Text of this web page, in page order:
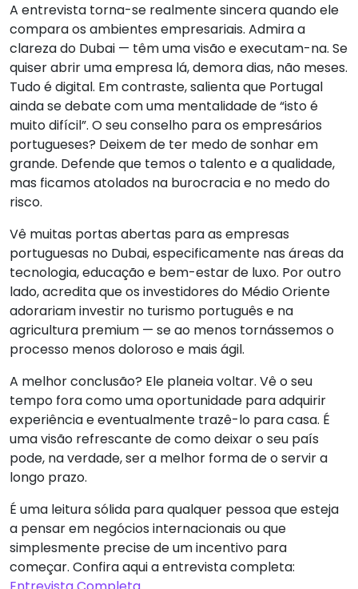
A entrevista torna-se realmente sincera quando ele
compara os ambientes empresariais. Admira a
clareza do Dubai — têm uma visão e executam-na. Se
quiser abrir uma empresa lá, demora dias, não meses.
Tudo é digital. Em contraste, salienta que Portugal
ainda se debate com uma mentalidade de “isto é
muito difícil”. O seu conselho para os empresários
portugueses? Deixem de ter medo de sonhar em
grande. Defende que temos o talento e a qualidade,
mas ficamos atolados na burocracia e no medo do
risco.
Vê muitas portas abertas para as empresas
portuguesas no Dubai, especificamente nas áreas da
tecnologia, educação e bem-estar de luxo. Por outro
lado, acredita que os investidores do Médio Oriente
adorariam investir no turismo português e na
agricultura premium — se ao menos tornássemos o
processo menos doloroso e mais ágil.
A melhor conclusão? Ele planeia voltar. Vê o seu
tempo fora como uma oportunidade para adquirir
experiência e eventualmente trazê-lo para casa. É
uma visão refrescante de como deixar o seu país
pode, na verdade, ser a melhor forma de o servir a
longo prazo.
É uma leitura sólida para qualquer pessoa que esteja
a pensar em negócios internacionais ou que
simplesmente precise de um incentivo para
começar. Confira aqui a entrevista completa: